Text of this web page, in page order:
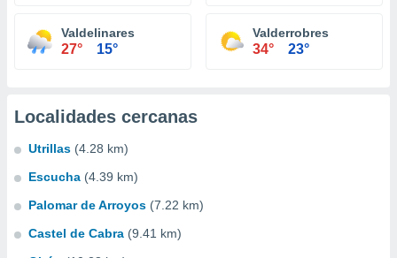
Valdelinares
27° 15°
Valderrobres
34° 23°
Localidades cercanas
Utrillas (4.28 km)
Escucha (4.39 km)
Palomar de Arroyos (7.22 km)
Castel de Cabra (9.41 km)